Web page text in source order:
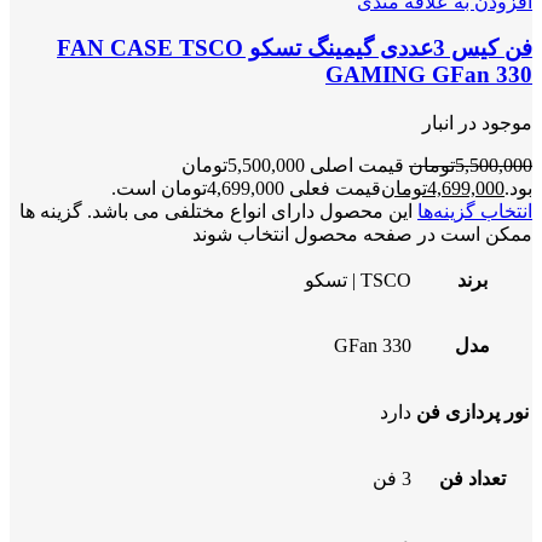
فن کیس 3عددی گیمینگ تسکو FAN CASE TSCO
GAMING GFan 330
موجود در انبار
5,500,000تومان
قیمت اصلی 5,500,000تومان
بود.4,699,000تومانقیمت فعلی 4,699,000تومان است.
انتخاب گزینه‌ها این محصول دارای انواع مختلفی می باشد. گزینه ها
ممکن است در صفحه محصول انتخاب شوند
برند TSCO | تسکو
مدل GFan 330
نور پردازی فن دارد
تعداد فن 3 فن